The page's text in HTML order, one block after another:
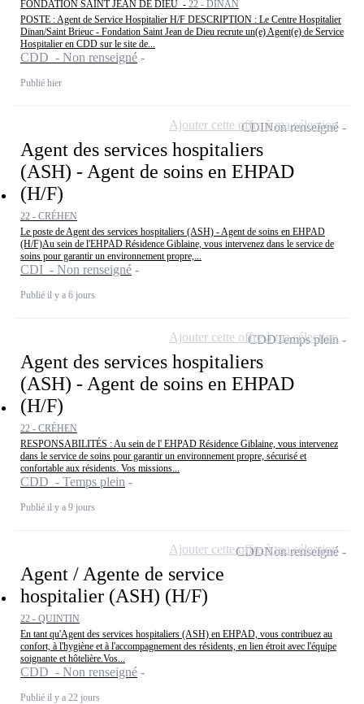
FONDATION SAINT JEAN DE DIEU - 22 - DINAN
POSTE : Agent de Service Hospitalier H/F DESCRIPTION : Le Centre Hospitalier
Dinan/Saint Brieuc - Fondation Saint Jean de Dieu recrute un(e) Agent(e) de Service
Hospitalier en CDD sur le site de...
CDD - Non renseigné
Publié hier
Agent des services hospitaliers
(ASH) - Agent de soins en EHPAD
(H/F)
22 - CRÉHEN
Le poste de Agent des services hospitaliers (ASH) - Agent de soins en EHPAD
(H/F)Au sein de l'EHPAD Résidence Giblaine, vous intervenez dans le service de
soins pour garantir un environnement propre,...
CDI - Non renseigné
Publié il y a 6 jours
CDINon renseigné
Ajouter cette offre à ma sélection
Agent des services hospitaliers
(ASH) - Agent de soins en EHPAD
(H/F)
22 - CRÉHEN
RESPONSABILITÉS : Au sein de l' EHPAD Résidence Giblaine, vous intervenez
dans le service de soins pour garantir un environnement propre, sécurisé et
confortable aux résidents. Vos missions...
CDD - Temps plein
Publié il y a 9 jours
CDDTemps plein
Ajouter cette offre à ma sélection
Agent / Agente de service
hospitalier (ASH) (H/F)
22 - QUINTIN
En tant qu'Agent des services hospitaliers (ASH) en EHPAD, vous contribuez au
confort, à l'hygiène et à l'accompagnement des résidents, en lien étroit avec l'équipe
soignante et hôtelière.Vos...
CDD - Non renseigné
Publié il y a 22 jours
CDDNon renseigné
Ajouter cette offre à ma sélection